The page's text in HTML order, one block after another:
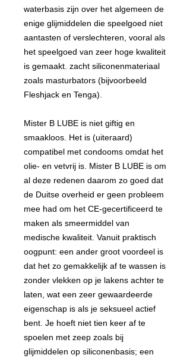
waterbasis zijn over het algemeen de
enige glijmiddelen die speelgoed niet
aantasten of verslechteren, vooral als
het speelgoed van zeer hoge kwaliteit
is gemaakt. zacht siliconenmateriaal
zoals masturbators (bijvoorbeeld
Fleshjack en Tenga).
Mister B LUBE is niet giftig en
smaakloos. Het is (uiteraard)
compatibel met condooms omdat het
olie- en vetvrij is. Mister B LUBE is om
al deze redenen daarom zo goed dat
de Duitse overheid er geen probleem
mee had om het CE-gecertificeerd te
maken als smeermiddel van
medische kwaliteit. Vanuit praktisch
oogpunt: een ander groot voordeel is
dat het zo gemakkelijk af te wassen is
zonder vlekken op je lakens achter te
laten, wat een zeer gewaardeerde
eigenschap is als je seksueel actief
bent. Je hoeft niet tien keer af te
spoelen met zeep zoals bij
glijmiddelen op siliconenbasis; een